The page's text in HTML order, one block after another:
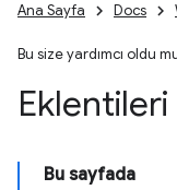
Ana Sayfa Docs
Bu size yardımcı oldu
Bu sayfada